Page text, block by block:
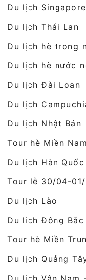
Du lịch Singapore
Du lịch Thái Lan
Du lịch hè trong
Du lịch hè nước
Du lịch Đài Loan
Du lịch
Du lịch Nhật Bản
Tour hè Miền Nam
Du lịch Hàn Quốc
Tour lễ 30/04-
Du lịch Lào
Du lịch Đông Bắc
Tour hè Miền
Du lịch Quảng
Du lịch Vân Nam